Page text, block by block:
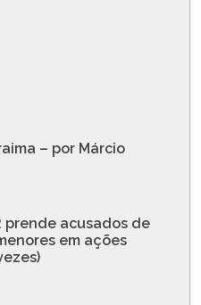
– por Márcio
prende acusados de
em ações